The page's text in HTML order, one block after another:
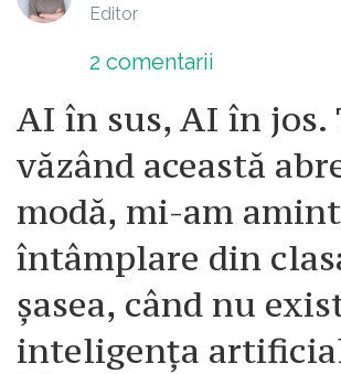
Editor
2 comentarii
AI în sus, AI în jos.
văzând această
modă, mi-am
întâmplare din
șasea, când nu
inteligența